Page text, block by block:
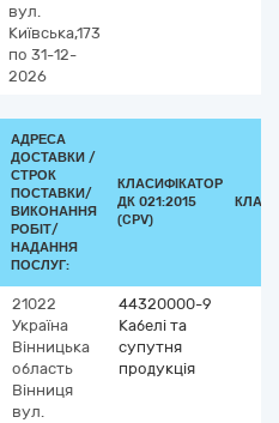
вул.
Київська,173
по 31-12-
2026
АДРЕСА
ДОСТАВКИ /
СТРОК
ПОСТАВКИ/
ВИКОНАННЯ
РОБІТ/
НАДАННЯ
ПОСЛУГ:
КЛАСИФІКАТОР
ДК 021:2015
(CPV)
21022
Україна
Вінницька
область
Вінниця
вул.
44320000-9
Кабелі та
супутня
продукція